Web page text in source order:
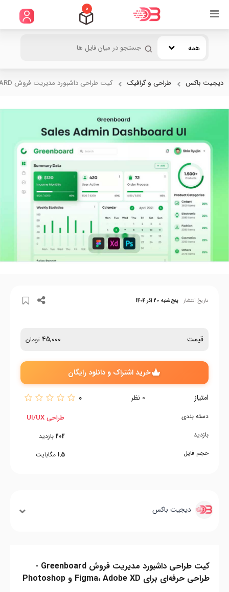
0
همه
دیجیت باکس طراحی و گرافیک کیت طراحی داشبورد مدیریت فروش GREENBOARD...
تاریخ انتشار پنج‌شنبه 20 آذر 1404
قیمت 45,000 تومان
خرید اشتراک و دانلود رایگان
امتیاز 0 نظر 0
دسته بندی
بازدید
حجم فایل
طراحی UI/UX
202 بازدید
1.5 مگابایت
دیجیت باکس
کیت طراحی داشبورد مدیریت فروش Greenboard -
طراحی حرفه‌ای برای Figma، Adobe XD و Photoshop